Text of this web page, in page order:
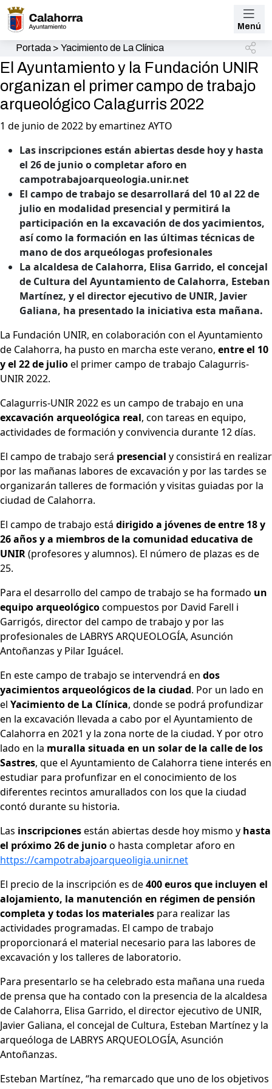
Menú
Portada> Yacimiento de La Clínica
El Ayuntamiento y la Fundación UNIR
organizan el primer campo de trabajo
arqueológico Calagurris 2022
1 de junio de 2022 by emartinez AYTO
Las inscripciones están abiertas desde hoy y hasta
el 26 de junio o completar aforo en
campotrabajoarqueologia.unir.net
El campo de trabajo se desarrollará del 10 al 22 de
julio en modalidad presencial y permitirá la
participación en la excavación de dos yacimientos,
así como la formación en las últimas técnicas de
mano de dos arqueólogas profesionales
La alcaldesa de Calahorra, Elisa Garrido, el concejal
de Cultura del Ayuntamiento de Calahorra, Esteban
Martínez, y el director ejecutivo de UNIR, Javier
Galiana, ha presentado la iniciativa esta mañana.
La Fundación UNIR, en colaboración con el Ayuntamiento
de Calahorra, ha pusto en marcha este verano, entre el 10
y el 22 de julioel primer campo de trabajo Calagurris-
UNIR 2022.
Calagurris-UNIR 2022 es un campo de trabajo en una
excavación arqueológica real, con tareas en equipo,
actividades de formación y convivencia durante 12 días.
El campo de trabajo será presencial y consistirá en realizar
por las mañanas labores de excavación y por las tardes se
organizarán talleres de formación y visitas guiadas por la
ciudad de Calahorra.
El campo de trabajo está dirigido a jóvenes de entre 18 y
26 años y a miembros de la comunidad educativa de
UNIR(profesores y alumnos). El número de plazas es de
25.
Para el desarrollo del campo de trabajo se ha formado un
equipo arqueológicocompuestos por David Farell i
Garrigós, director del campo de trabajo y por las
profesionales de LABRYS ARQUEOLOGÍA, Asunción
Antoñanzas y Pilar Iguácel.
En este campo de trabajo se intervendrá en dos
yacimientos arqueológicos de la ciudad. Por un lado en
el Yacimiento de La Clínica, donde se podrá profundizar
en la excavación llevada a cabo por el Ayuntamiento de
Calahorra en 2021 y la zona norte de la ciudad. Y por otro
lado en la muralla situada en un solar de la calle de los
Sastres, que el Ayuntamiento de Calahorra tiene interés en
estudiar para profunfizar en el conocimiento de los
diferentes recintos amurallados con los que la ciudad
contó durante su historia.
Las inscripcionesestán abiertas desde hoy mismo y hasta
el próximo 26 de junioo hasta completar aforo en
https://campotrabajoarqueoligia.unir.net
El precio de la inscripción es de400 euros que incluyen el
alojamiento, la manutención en régimen de pensión
completa y todas los materiales para realizar las
actividades programadas. El campo de trabajo
proporcionará el material necesario para las labores de
excavación y los talleres de laboratorio.
Para presentarlo se ha celebrado esta mañana una rueda
de prensa que ha contado con la presencia de la alcaldesa
de Calahorra, Elisa Garrido, el director ejecutivo de UNIR,
Javier Galiana, el concejal de Cultura, Esteban Martínez y la
arqueóloga de LABRYS ARQUEOLOGÍA, Asunción
Antoñanzas.
Esteban Martínez, “ha remarcado que uno de los objetivos